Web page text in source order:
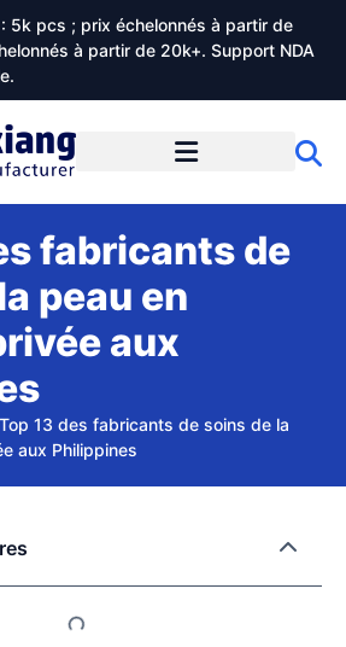
5k pcs ; prix échelonnés à partir de
à partir de 20k+. Support NDA
fabricants de
peau en
aux
Top 13 des fabricants de soins de la
aux Philippines